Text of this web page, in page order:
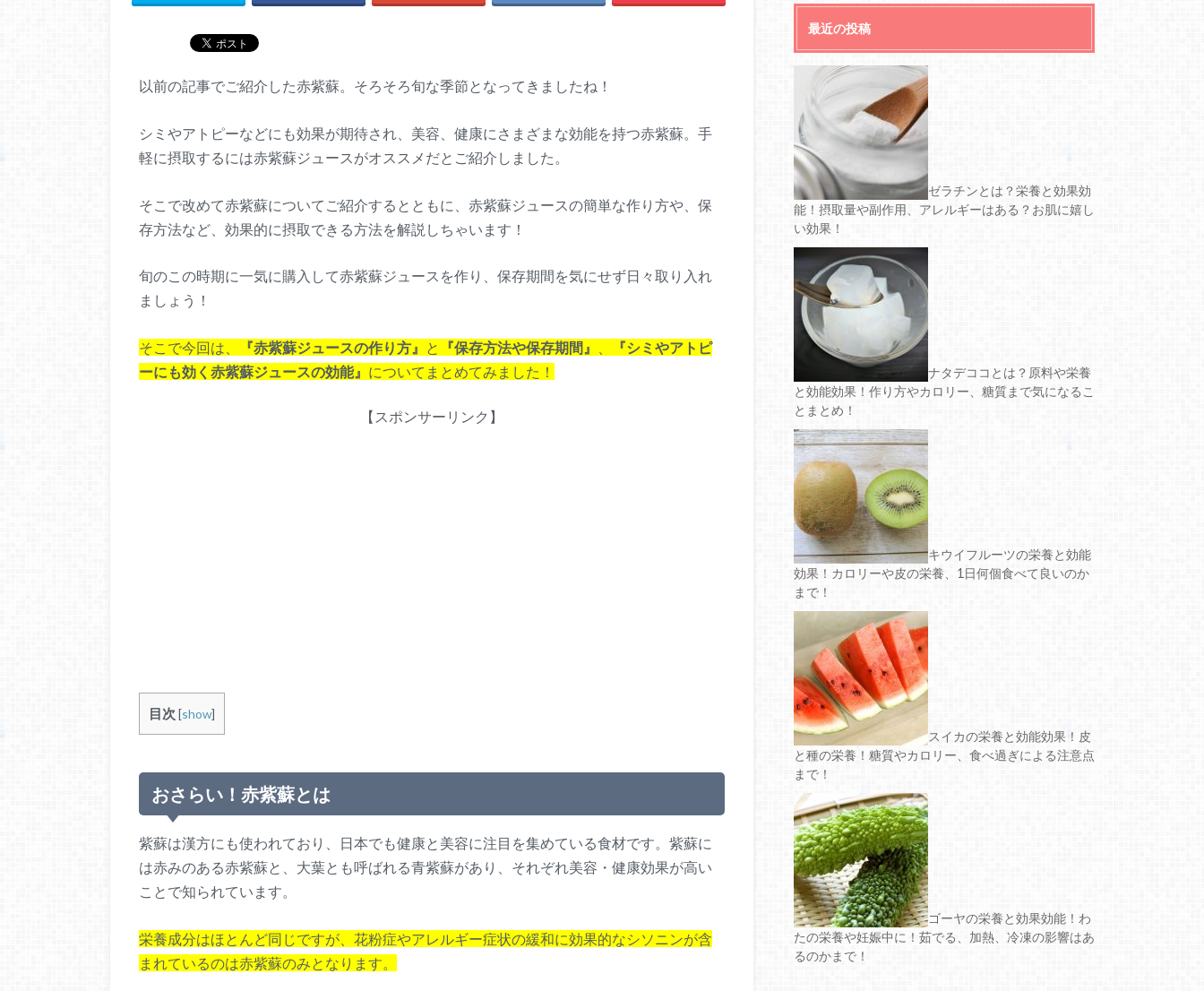
以前の記事でご紹介した赤紫蘇。そろそろ旬な季節となってきましたね！
シミやアトピーなどにも効果が期待され、美容、健康にさまざまな効能を持つ赤紫蘇。手
軽に摂取するには赤紫蘇ジュースがオススメだとご紹介しました。
そこで改めて赤紫蘇についてご紹介するとともに、赤紫蘇ジュースの簡単な作り方や、保
存方法など、効果的に摂取できる方法を解説しちゃいます！
旬のこの時期に一気に購入して赤紫蘇ジュースを作り、保存期間を気にせず日々取り入れ
ましょう！
そこで今回は、 『赤紫蘇ジュースの作り方』 と 『保存方法や保存期間』
『シミやアトピ
ーにも効く赤紫蘇ジュースの効能』 についてまとめてみました！
【スポンサーリンク】
目次 [show]
おさらい！赤紫蘇とは
紫蘇は漢方にも使われており、日本でも健康と美容に注目を集めている食材です。紫蘇に
は赤みのある赤紫蘇と、大葉とも呼ばれる青紫蘇があり、それぞれ美容・健康効果が高い
ことで知られています。
栄養成分はほとんど同じですが、花粉症やアレルギー症状の緩和に効果的なシソニンが含
まれているのは赤紫蘇のみとなります。
最近の投稿
ゼラチンとは？栄養と効果効
能！摂取量や副作用、アレルギーはある？お肌に嬉し
い効果！
ナタデココとは？原料や栄養
と効能効果！作り方やカロリー、糖質まで気になるこ
とまとめ！
キウイフルーツの栄養と効能
効果！カロリーや皮の栄養、1日何個食べて良いのか
まで！
スイカの栄養と効能効果！皮
と種の栄養！糖質やカロリー、食べ過ぎによる注意点
まで！
ゴーヤの栄養と効果効能！わ
たの栄養や妊娠中に！茹でる、加熱、冷凍の影響はあ
るのかまで！